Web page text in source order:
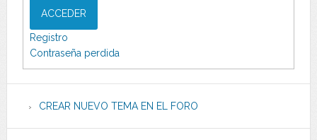
ACCEDER
Registro
Contraseña perdida
CREAR NUEVO TEMA EN EL FORO